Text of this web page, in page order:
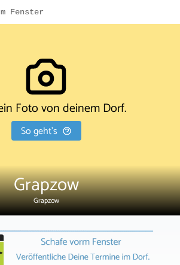
Fenster
Foto von deinem Dorf.
So geht's
Grapzow
Grapzow